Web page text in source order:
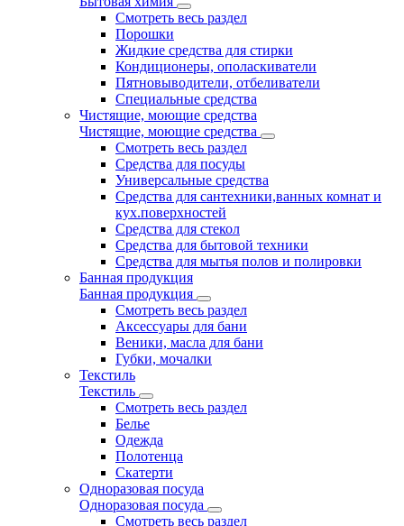
Смотреть весь раздел
Порошки
Жидкие средства для стирки
Кондиционеры, ополаскиватели
Пятновыводители, отбеливатели
Специальные средства
Чистящие, моющие средства
Чистящие, моющие средства
Смотреть весь раздел
Средства для посуды
Универсальные средства
Средства для сантехники,ванных комнат и
кух.поверхностей
Средства для стекол
Средства для бытовой техники
Средства для мытья полов и полировки
Банная продукция
Банная продукция
Смотреть весь раздел
Аксессуары для бани
Веники, масла для бани
Губки, мочалки
Текстиль
Текстиль
Смотреть весь раздел
Белье
Одежда
Полотенца
Скатерти
Одноразовая посуда
Одноразовая посуда
Смотреть весь раздел